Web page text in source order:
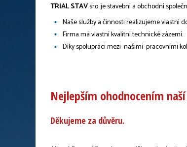
TRIAL STAVsro. je stavební a obchodní
Naše služby a činnosti realizujeme vlastní
Firma má vlastní kvalitní technické zázemí.
Díky spolupráci mezi našimi pracovními
Nejlepším ohodnocením
Děkujeme za důvěru.